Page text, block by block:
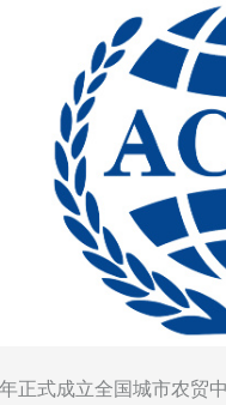
正式成立全国城市农贸